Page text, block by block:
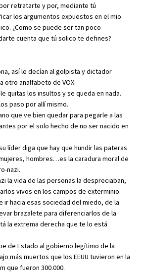
retratarte y por, mediante tú
los argumentos expuestos en el mio
¿Como se puede ser tan poco
cuenta que tú solico te defines?
así le decían al golpista y dictador
otro analfabeto de VOX.
quitas los insultos y se queda en nada.
paso por allí mismo.
que ve bien quedar para pegarle a las
por el solo hecho de no ser nacido en
líder diga que hay que hundir las pateras
hombres…es la caradura moral de
nazi.
la vida de las personas la despreciaban,
vivos en los campos de exterminio.
ir hacia esas sociedad del miedo, de la
brazalete para diferenciarlos de la
la extrema derecha que te lo está
de Estado al gobierno legítimo de la
más muertos que los EEUU tuvieron en la
que fueron 300.000.